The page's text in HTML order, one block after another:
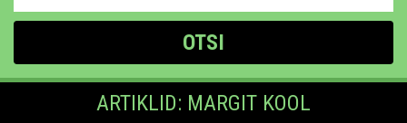
OTSI
ARTIKLID: MARGIT KOOL